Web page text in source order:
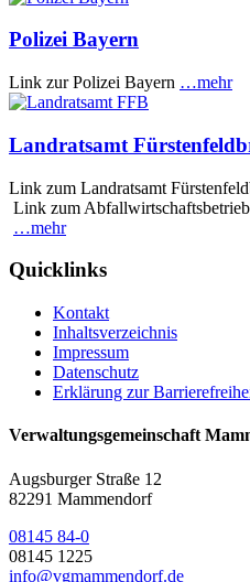
Polizei Bayern
Link zur Polizei Bayern …mehr
Landratsamt
Link zum Landratsamt
Link zum
…mehr
Quicklinks
Kontakt
Inhaltsverzeichnis
Impressum
Datenschutz
Erklärung zur
Verwaltungsgemeinschaft
Augsburger Straße 12
82291 Mammendorf
08145 84-0
08145 1225
info@vgmammendorf.de